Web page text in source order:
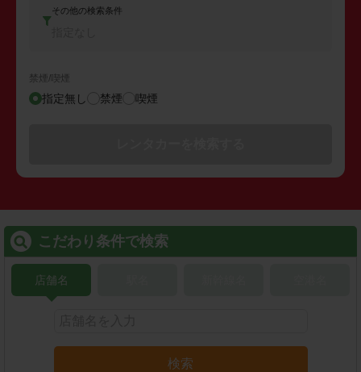
その他の検索条件
禁煙/喫煙
指定無し 禁煙 喫煙
こだわり条件で検索
店舗名
検索